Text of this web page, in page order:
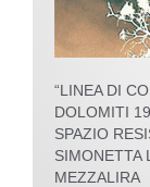
“LINEA DI
DOLOMITI
SPAZIO
SIMONETTA
MEZZALIRA